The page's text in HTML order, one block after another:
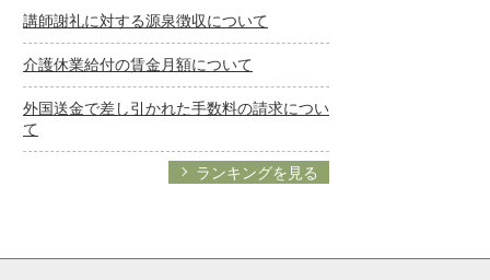
講師謝礼に対する源泉徴収について
介護休業給付の賃金月額について
外国送金で差し引かれた手数料の請求につい
て
ランキングを見る